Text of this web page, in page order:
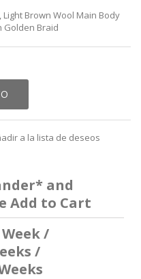
Brown Wool Main Body
Golden Braid
a la lista de deseos
and
Add to Cart
/
/